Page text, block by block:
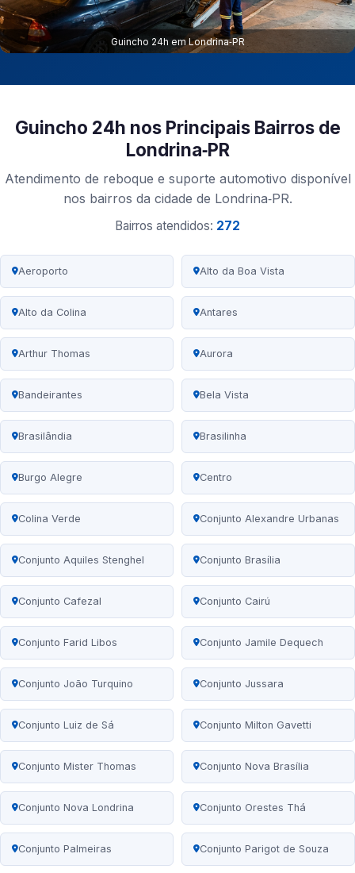
Guincho 24h em Londrina‑PR
Guincho 24h nos Principais Bairros de
Londrina‑PR
Atendimento de reboque e suporte automotivo disponível
nos bairros da cidade de Londrina‑PR.
Bairros atendidos: 272
Aeroporto Alto da Boa Vista
Alto da Colina Antares
Arthur Thomas Aurora
Bandeirantes Bela Vista
Brasilândia Brasilinha
Burgo Alegre Centro
Colina Verde Conjunto Alexandre Urbanas
Conjunto Aquiles Stenghel Conjunto Brasília
Conjunto Cafezal Conjunto Cairú
Conjunto Farid Libos Conjunto Jamile Dequech
Conjunto João Turquino Conjunto Jussara
Conjunto Luiz de Sá Conjunto Milton Gavetti
Conjunto Mister Thomas Conjunto Nova Brasília
Conjunto Nova Londrina Conjunto Orestes Thá
Conjunto Palmeiras Conjunto Parigot de Souza